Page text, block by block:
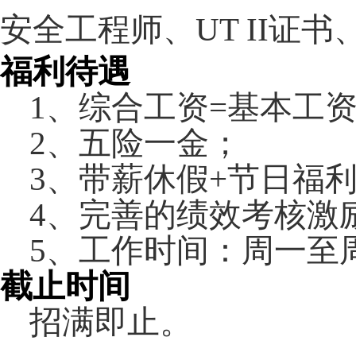
安全工程师、UT II证书
福利待遇
1、综合工资=基本工
2、五险一金；
3、带薪休假+节日福
4、完善的绩效考核激
5、工作时间：周一至
截止时间
招满即止。